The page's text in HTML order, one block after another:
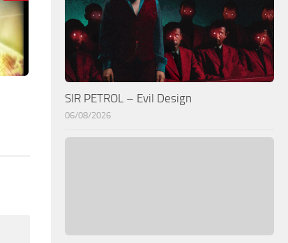
SIR PETROL – Evil Design
06/08/2026